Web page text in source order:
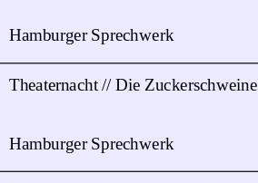
Hamburger Sprechwerk
Hamburger Sprechwerk
Theaternacht // Die Zuckerschweine